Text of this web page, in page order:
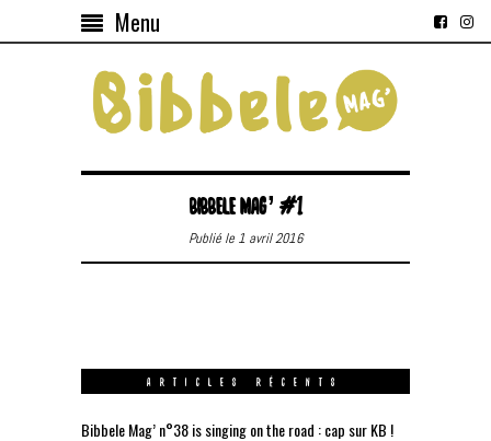
Menu
BIBBELE MAG’ #1
Publié le 1 avril 2016
ARTICLES RÉCENTS
Bibbele Mag’ n°38 is singing on the road : cap sur KB !